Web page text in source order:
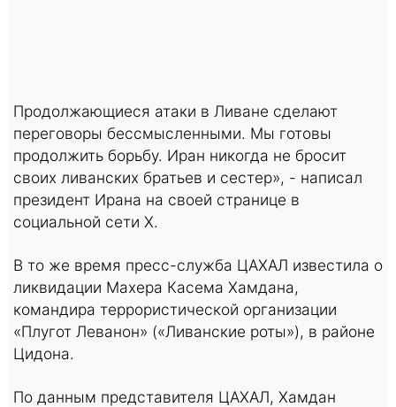
Продолжающиеся атаки в Ливане сделают
переговоры бессмысленными. Мы готовы
продолжить борьбу. Иран никогда не бросит
своих ливанских братьев и сестер», - написал
президент Ирана на своей странице в
социальной сети X.
В то же время пресс-служба ЦАХАЛ известила о
ликвидации Махера Касема Хамдана,
командира террористической организации
«Плугот Леванон» («Ливанские роты»), в районе
Цидона.
По данным представителя ЦАХАЛ, Хамдан